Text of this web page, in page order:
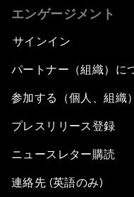
エンゲージメント
サインイン
パートナー（組織）に
参加する（個人、組織）
プレスリリース登録
ニュースレター購読
連絡先 (英語のみ)